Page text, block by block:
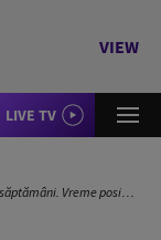
VIEW
LIVE TV
multe ploi decât de obicei de Paște și 1 Mai